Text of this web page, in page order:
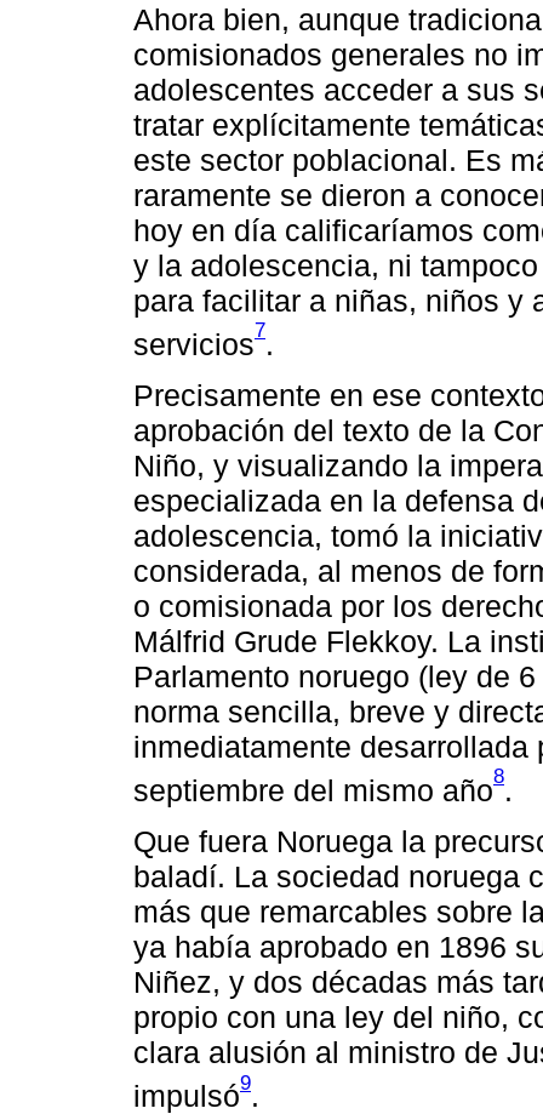
Ahora bien, aunque
comisionados generales no
adolescentes acceder a sus
tratar explícitamente
este sector poblacional. Es
raramente se dieron a
hoy en día calificaríamos
y la adolescencia, ni
para facilitar a niñas, niños y
servicios7.
Precisamente en ese
aprobación del texto de la
Niño, y visualizando la
especializada en la defensa
adolescencia, tomó la
considerada, al menos de
o comisionada por los
Málfrid Grude Flekkoy. La
Parlamento noruego (ley de
norma sencilla, breve y
inmediatamente desarrollada
septiembre del mismo año8.
Que fuera Noruega la
baladí. La sociedad noruega
más que remarcables sobre
ya había aprobado en 1896
Niñez, y dos décadas más
propio con una ley del niño,
clara alusión al ministro de
impulsó9.